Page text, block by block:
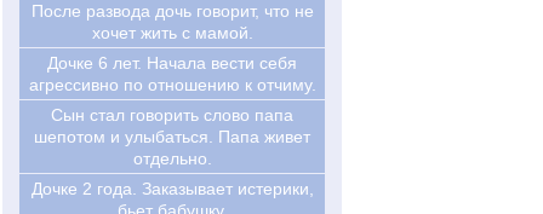
После развода дочь говорит, что не
хочет жить с мамой.
Дочке 6 лет. Начала вести себя
агрессивно по отношению к отчиму.
Сын стал говорить слово папа
шепотом и улыбаться. Папа живет
отдельно.
Дочке 2 года. Заказывает истерики,